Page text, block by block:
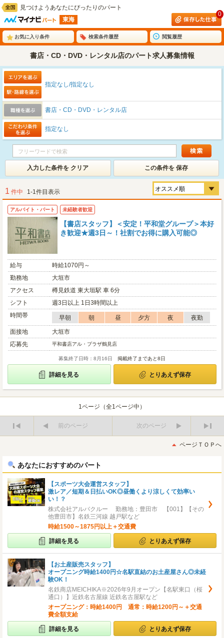
見つけようあなたにぴったりのパート
東海
0
お気に入り条件 検索条件履歴 閲覧履歴
書店・CD・DVD・レンタル店のパート求人募集情報
指定なし/指定なし
書店・CD・DVD・レンタル店
指定なし
入力した条件を クリア この条件を 保存
1 件中 1-1件目表示
アルバイト・パート 未経験者歓迎
【書店スタッフ】＜安定！平和堂グループ＞本好
き歓迎★週3日～！社割でお得に購入可能◎
給与
時給1070円～
勤務地
大垣市
アクセス
樽見鉄道 東大垣駅 車 6分
シフト
週3日以上 1日3時間以上
時間帯
早朝 朝 昼 夕方 夜
夜勤
面接地
大垣市
応募先
平和書店アル・プラザ鶴見店
募集終了日時：8月16日 掲載終了まであと8日
詳細を見る とりあえず保存
1ページ（全1ページ中）
前のページ
次のページ
後
ページＴＯＰへ
あなたにおすすめのパート
【スポーツ大会運営スタッフ】
激レア／短期＆日払いOK◎昼働くより涼しくて効率い
い！？
株式会社アルバクルー 勤務地：豊田市 【001】【その
他豊田市】名鉄三河線 越戸駅など
時給1500～1875円以上＋交通費
詳細を見る とりあえず保存
【お土産販売スタッフ】
オープニング時給1400円☆名駅直結のお土産屋さん◎未経
験OK！
名鉄商店MEICHIKA※2026年9月オープン【名駅東口（桜
通口）】近鉄名古屋線 近鉄名古屋駅など
オープニング：時給1400円 通常：時給1200円～＋交通
費全額支給
詳細を見る とりあえず保存